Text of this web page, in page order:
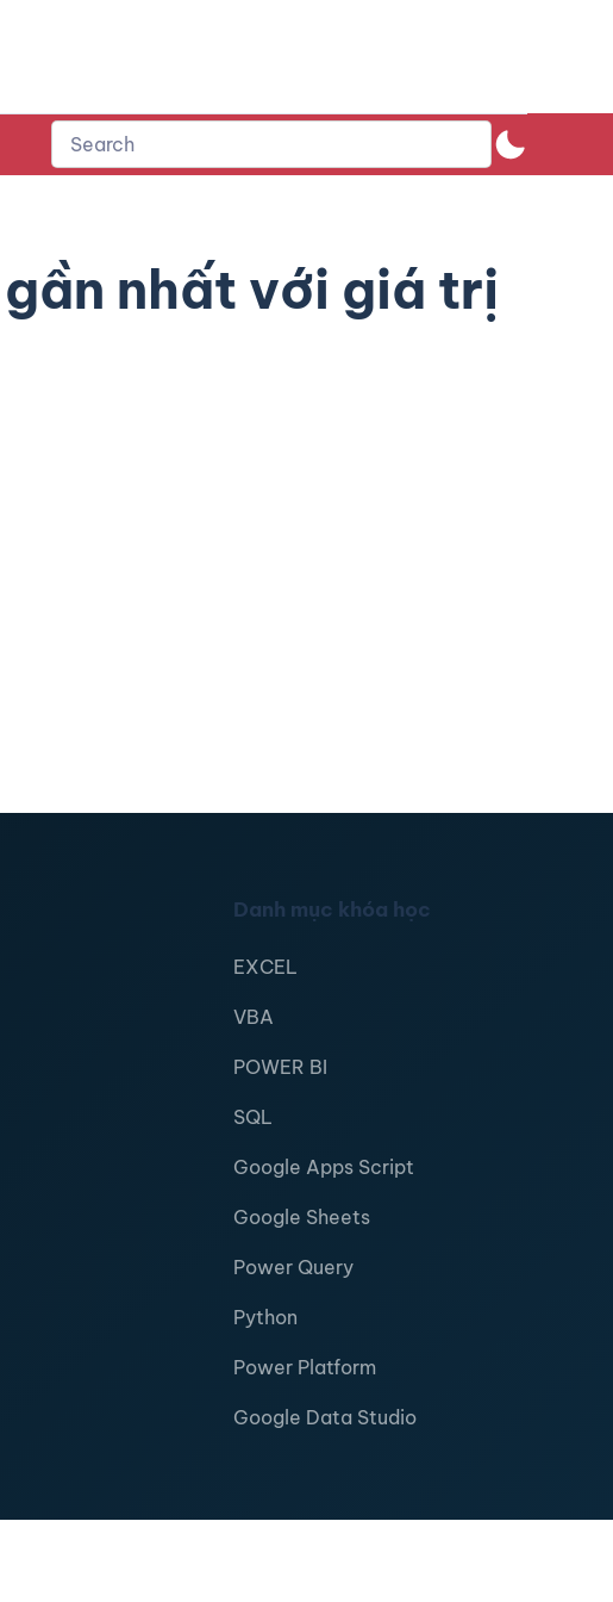
nhất với giá trị
Danh mục khóa học
EXCEL
VBA
POWER BI
SQL
Google Apps Script
Google Sheets
Power Query
Python
Power Platform
Google Data Studio